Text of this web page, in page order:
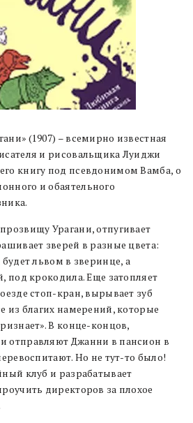
(1907) – всемирно известная
и рисовальщика Луиджи
книгу под псевдонимом Вамба, о
и обаятельного
Урагани, отпугивает
зверей в разные цвета:
львом в зверинце, а
под крокодила. Еще затопляет
стоп-кран, вырывает зуб
из благих намерений, которые
В конце-концов,
отправляют Джанни в пансион в
Но не тут-то было!
клуб и разрабатывает
директоров за плохое